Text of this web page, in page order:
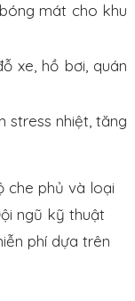
mát cho khu
xe, hồ bơi, quán
stress nhiệt, tăng
che phủ và loại
ngũ kỹ thuật
phí dựa trên